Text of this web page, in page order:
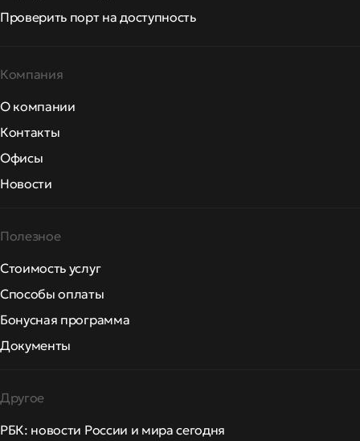
Проверить порт на доступность
Компания
О компании
Контакты
Офисы
Новости
Полезное
Стоимость услуг
Способы оплаты
Бонусная программа
Документы
Другое
РБК: новости России и мира сегодня